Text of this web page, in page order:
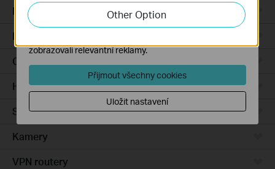
Integrated Gateways
DSL Gateways
Cloud-Based
Hardware
Software
Kamery
VPN routery
Other Option
zlepšení a přizpůsobení jejich funkčnosti.
Marketingové soubory cookie mohou prostřednictvím
zobrazovali relevantní reklamy.
Přijmout všechny cookies
Uložit nastavení